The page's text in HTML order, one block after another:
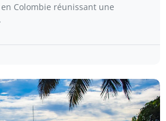
en Colombie réunissant une